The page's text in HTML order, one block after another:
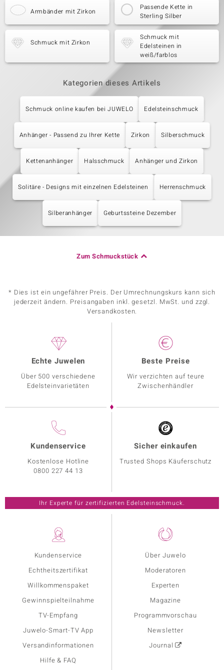
Armbänder mit Zirkon
Passende Kette in
Sterling Silber
Schmuck mit Zirkon
Schmuck mit
Edelsteinen in
weiß/farblos
Kategorien dieses Artikels
Schmuck online kaufen bei JUWELO Edelsteinschmuck
Anhänger - Passend zu Ihrer Kette Zirkon Silberschmuck
Kettenanhänger Halsschmuck Anhänger und Zirkon
Solitäre - Designs mit einzelnen Edelsteinen Herrenschmuck
Silberanhänger Geburtssteine Dezember
Zum Schmuckstück
* Dies ist ein ungefährer Preis. Der Umrechnungskurs kann sich
jederzeit ändern. Preisangaben inkl. gesetzl. MwSt. und zzgl.
Versandkosten.
Kundenservice
Echtheitszertifikat
Willkommenspaket
Gewinnspielteilnahme
TV-Empfang
Juwelo-Smart-TV App
Versandinformationen
Hilfe & FAQ
Über Juwelo
Moderatoren
Experten
Magazine
Programmvorschau
Newsletter
Journal
Echte Juwelen
Über 500 verschiedene
Edelsteinvarietäten
Beste Preise
Wir verzichten auf teure
Zwischenhändler
Kundenservice
Kostenlose Hotline
0800 227 44 13
Sicher einkaufen
Trusted Shops Käuferschutz
Ihr Experte für zertifizierten Edelsteinschmuck.